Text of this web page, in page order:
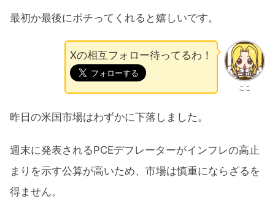
最初か最後にポチってくれると嬉しいです。
ここ
Xの相互フォロー待ってるわ！
昨日の米国市場はわずかに下落しました。
週末に発表されるPCEデフレーターがインフレの高止
まりを示す公算が高いため、市場は慎重にならざるを
得ません。